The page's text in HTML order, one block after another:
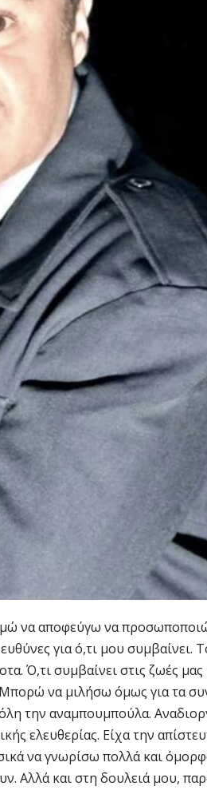
να αποφεύγω να προσωποποιώ
για ό,τι μου συμβαίνει.
Ό,τι συμβαίνει στις ζωές
να μιλήσω όμως για τα
την αναμπουμπούλα.
ελευθερίας. Είχα την
να γνωρίσω πολλά και
Αλλά και στη δουλειά μου,